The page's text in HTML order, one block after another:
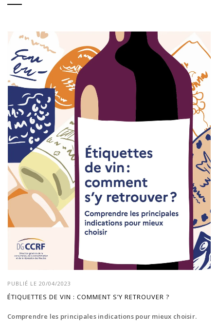
PUBLIÉ LE 20/04/2023
ÉTIQUETTES DE VIN : COMMENT S’Y RETROUVER ?
Comprendre les principales indications pour mieux choisir.